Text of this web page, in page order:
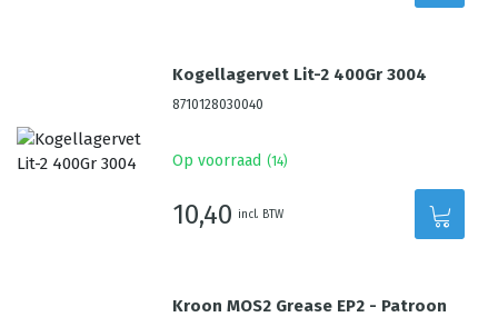
Kogellagervet Lit-2 400Gr 3004
8710128030040
Op voorraad (14)
10,40 incl. BTW
Kroon MOS2 Grease EP2 - Patroon